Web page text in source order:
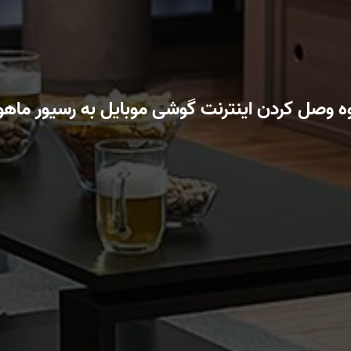
وصل کردن اینترنت گوشی موبایل به رسیور